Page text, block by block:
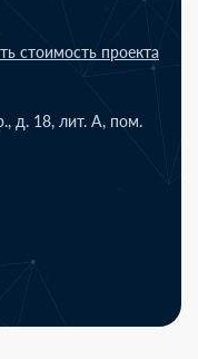
стоимость проекта
д. 18, лит. А, пом.